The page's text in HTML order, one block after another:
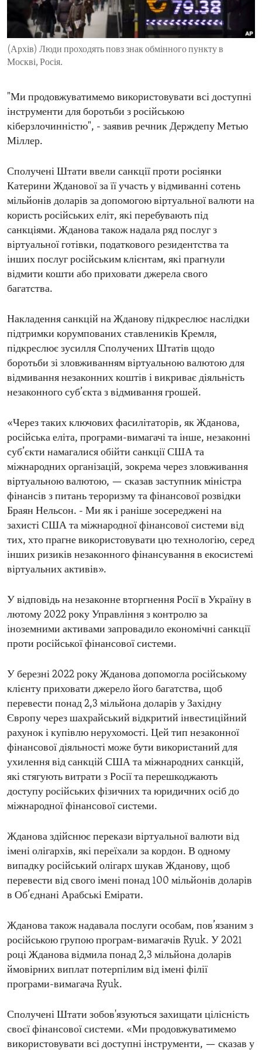
ENVIRONMENT AND HEALTH
IDEALS AND INSTITUTIONS
(Архів) Люди проходять повз знак обмінного пункту в
Москві, Росія.
"Ми продовжуватимемо використовувати всі доступні
інструменти для боротьби з російською
кіберзлочинністю", - заявив речник Держдепу Метью
Міллер.
Сполучені Штати ввели санкції проти росіянки
Катерини Жданової за її участь у відмиванні сотень
мільйонів доларів за допомогою віртуальної валюти на
користь російських еліт, які перебувають під
санкціями. Жданова також надала ряд послуг з
віртуальної готівки, податкового резидентства та
інших послуг російським клієнтам, які прагнули
відмити кошти або приховати джерела свого
багатства.
Накладення санкцій на Жданову підкреслює наслідки
підтримки корумпованих ставлеників Кремля,
підкреслює зусилля Сполучених Штатів щодо
боротьби зі зловживанням віртуальною валютою для
відмивання незаконних коштів і викриває діяльність
незаконного суб’єкта з відмивання грошей.
«Через таких ключових фасилітаторів, як Жданова,
російська еліта, програми-вимагачі та інше, незаконні
суб’єкти намагалися обійти санкції США та
міжнародних організацій, зокрема через зловживання
віртуальною валютою, — сказав заступник міністра
фінансів з питань тероризму та фінансової розвідки
Браян Нельсон. - Ми як і раніше зосереджені на
захисті США та міжнародної фінансової системи від
тих, хто прагне використовувати цю технологію, серед
інших ризиків незаконного фінансування в екосистемі
віртуальних активів».
У відповідь на незаконне вторгнення Росії в Україну в
лютому 2022 року Управління з контролю за
іноземними активами запровадило економічні санкції
проти російської фінансової системи.
У березні 2022 року Жданова допомогла російському
клієнту приховати джерело його багатства, щоб
перевести понад 2,3 мільйона доларів у Західну
Європу через шахрайський відкритий інвестиційний
рахунок і купівлю нерухомості. Цей тип незаконної
фінансової діяльності може бути використаний для
ухилення від санкцій США та міжнародних санкцій,
які стягують витрати з Росії та перешкоджають
доступу російських фізичних та юридичних осіб до
міжнародної фінансової системи.
Жданова здійснює перекази віртуальної валюти від
імені олігархів, які переїхали за кордон. В одному
випадку російський олігарх шукав Жданову, щоб
перевести від свого імені понад 100 мільйонів доларів
в Об’єднані Арабські Емірати.
Жданова також надавала послуги особам, пов’язаним з
російською групою програм-вимагачів Ryuk. У 2021
році Жданова відмила понад 2,3 мільйона доларів
ймовірних виплат потерпілим від імені філії
програми-вимагача Ryuk.
Сполучені Штати зобов'язуються захищати цілісність
своєї фінансової системи. «Ми продовжуватимемо
використовувати всі доступні інструменти, — сказав у